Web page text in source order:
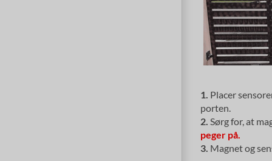
1. Placer
porten.
2. Sørg for, at
peger på.
3. Magnet og